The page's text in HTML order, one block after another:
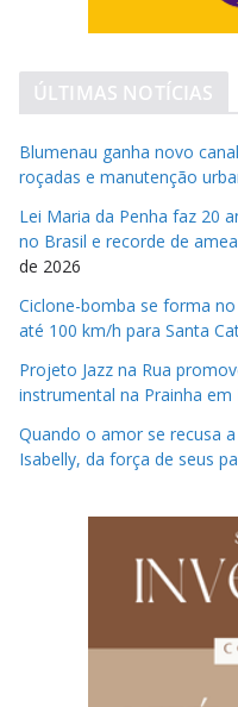
ÚLTIMAS NOTÍCIAS
Blumenau ganha novo
roçadas e manutenção
Lei Maria da Penha faz 20
no Brasil e recorde de
de 2026
Ciclone-bomba se forma
até 100 km/h para Santa
Projeto Jazz na Rua
instrumental na Prainha em
Quando o amor se recusa
Isabelly, da força de seus